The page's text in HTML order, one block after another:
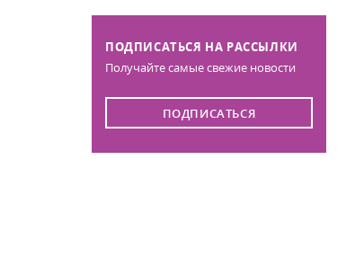
ПОДПИСАТЬСЯ НА РАССЫЛКИ
Получайте самые свежие новости
ПОДПИСАТЬСЯ